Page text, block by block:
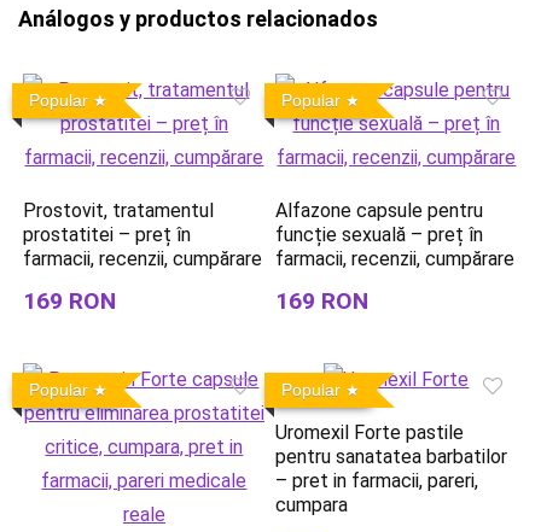
Análogos y productos relacionados
Popular
Prostovit, tratamentul
prostatitei – preț în
farmacii, recenzii, cumpărare
169 RON
Popular
Alfazone capsule pentru
funcție sexuală – preț în
farmacii, recenzii, cumpărare
169 RON
Popular Popular
Uromexil Forte pastile
pentru sanatatea barbatilor
– pret in farmacii, pareri,
cumpara